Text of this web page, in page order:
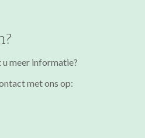
u meer informatie?
met ons op: